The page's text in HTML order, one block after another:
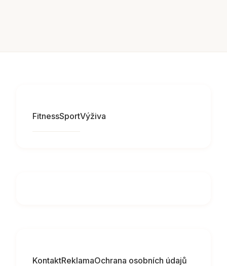
FitnessSportVýživa
KontaktReklamaOchrana osobních údajů